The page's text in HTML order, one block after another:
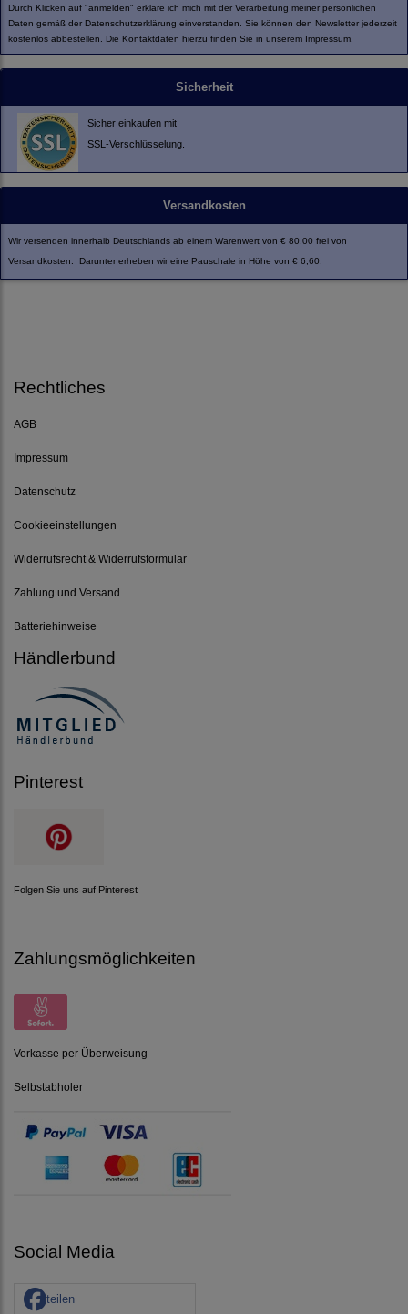
Durch Klicken auf "anmelden" erkläre ich mich mit der Verarbeitung meiner persönlichen
Daten gemäß der Datenschutzerklärung einverstanden. Sie können den Newsletter jederzeit
kostenlos abbestellen. Die Kontaktdaten hierzu finden Sie in unserem Impressum.
Sicherheit
Sicher einkaufen mit
SSL-Verschlüsselung.
Versandkosten
Wir versenden innerhalb Deutschlands ab einem Warenwert von € 80,00 frei von
Versandkosten. Darunter erheben wir eine Pauschale in Höhe von € 6,60.
Rechtliches
AGB
Impressum
Datenschutz
Cookieeinstellungen
Widerrufsrecht & Widerrufsformular
Zahlung und Versand
Batteriehinweise
Händlerbund
Pinterest
Folgen Sie uns auf Pinterest
Zahlungsmöglichkeiten
Vorkasse per Überweisung
Selbstabholer
Social Media
teilen